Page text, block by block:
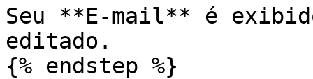
Seu **E-mail** é
editado.
{% endstep %}